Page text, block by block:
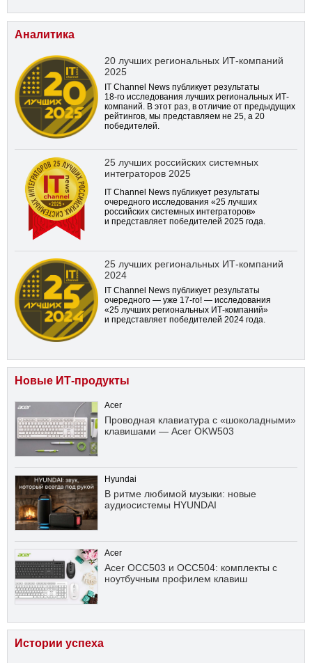
Аналитика
20 лучших региональных ИТ-компаний
2025
IT Channel News публикует результаты
18-го исследования лучших региональных ИТ-
компаний. В этот раз, в отличие от предыдущих
рейтингов, мы представляем не 25, а 20
победителей.
25 лучших российских системных
интеграторов 2025
IT Channel News публикует результаты
очередного исследования «25 лучших
российских системных интеграторов»
и представляет победителей 2025 года.
25 лучших региональных ИТ-компаний
2024
IT Channel News публикует результаты
очередного — уже 17-го! — исследования
«25 лучших региональных ИТ-компаний»
и представляет победителей 2024 года.
Новые ИТ-продукты
Acer
Проводная клавиатура с «шоколадными»
клавишами — Acer OKW503
Hyundai
В ритме любимой музыки: новые
аудиосистемы HYUNDAI
Acer
Acer OCC503 и OCC504: комплекты с
ноутбучным профилем клавиш
Истории успеха